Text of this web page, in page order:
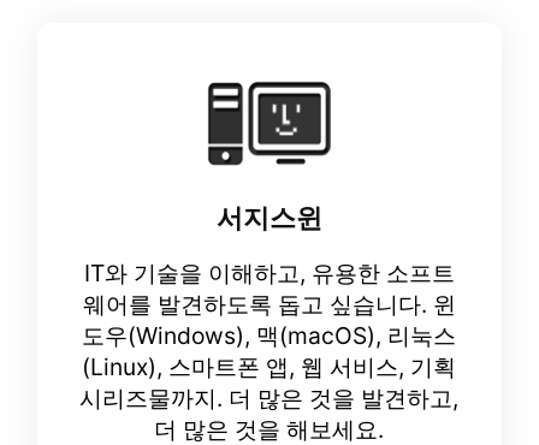
서지스윈
IT와 기술을 이해하고, 유용한 소프트
웨어를 발견하도록 돕고 싶습니다. 윈
도우(Windows), 맥(macOS), 리눅스
(Linux), 스마트폰 앱, 웹 서비스, 기획
시리즈물까지. 더 많은 것을 발견하고,
더 많은 것을 해보세요.